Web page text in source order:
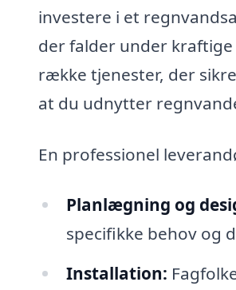
investere i et
der falder under
række tjenester, der
at du udnytter
En professionel
Planlægning og
specifikke behov og
Installation: